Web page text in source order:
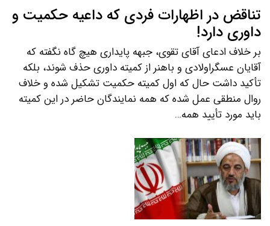
تناقض در اظهارات فردی که داعیه حکمیت و
داوری دارد!
بر خلاف ادعای آقای تقوی، جبهه پایداری هیچ گاه نگفته که
آقایان عسگراولادی و باهنر از کمیته داوری حذف شوند، بلکه
تأکید داشت حال که اول کمیته حکمیت تشکیل شده و خلاف
روال منطقی عمل شده که همه نمایندگان حاضر در این کمیته
باید مورد تأیید همه…